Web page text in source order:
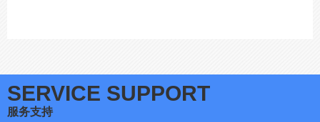
SERVICE SUPPORT
服务支持